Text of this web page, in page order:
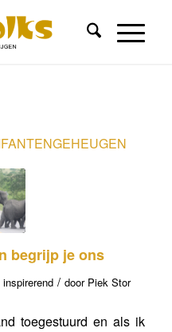
begrijp je ons
inspirerend / door Piek Stor
toegestuurd en als ik